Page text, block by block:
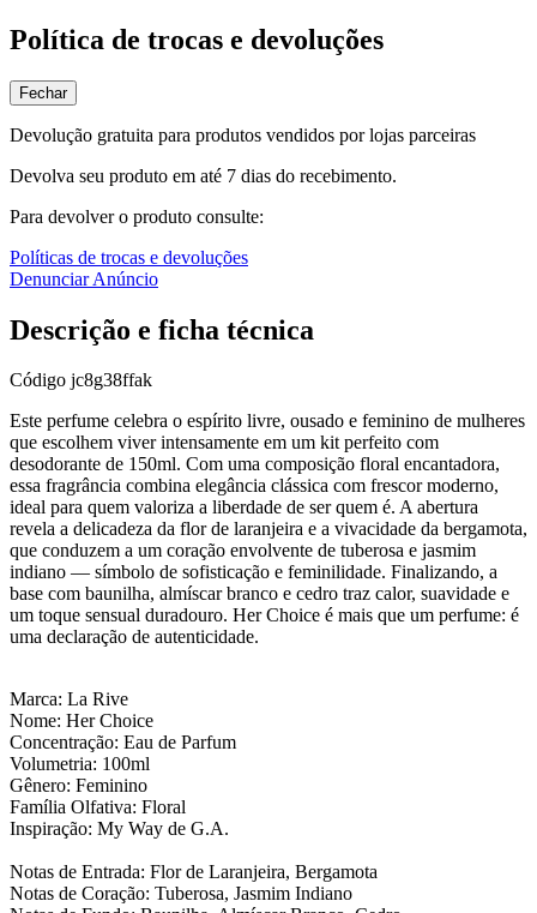
Política de trocas e devoluções
Fechar
Devolução gratuita para produtos vendidos por lojas parceiras
Devolva seu produto em até 7 dias do recebimento.
Para devolver o produto consulte:
Políticas de trocas e devoluções
Denunciar Anúncio
Descrição e ficha técnica
Código jc8g38ffak
Este perfume celebra o espírito livre, ousado e feminino de mulheres
que escolhem viver intensamente em um kit perfeito com
desodorante de 150ml. Com uma composição floral encantadora,
essa fragrância combina elegância clássica com frescor moderno,
ideal para quem valoriza a liberdade de ser quem é. A abertura
revela a delicadeza da flor de laranjeira e a vivacidade da bergamota,
que conduzem a um coração envolvente de tuberosa e jasmim
indiano — símbolo de sofisticação e feminilidade. Finalizando, a
base com baunilha, almíscar branco e cedro traz calor, suavidade e
um toque sensual duradouro. Her Choice é mais que um perfume: é
uma declaração de autenticidade.
Marca: La Rive
Nome: Her Choice
Concentração: Eau de Parfum
Volumetria: 100ml
Gênero: Feminino
Família Olfativa: Floral
Inspiração: My Way de G.A.
Notas de Entrada: Flor de Laranjeira, Bergamota
Notas de Coração: Tuberosa, Jasmim Indiano